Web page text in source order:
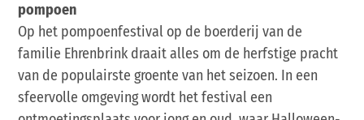
pompoen
Op het pompoenfestival op de boerderij van de
familie Ehrenbrink draait alles om de herfstige pracht
van de populairste groente van het seizoen. In een
sfeervolle omgeving wordt het festival een